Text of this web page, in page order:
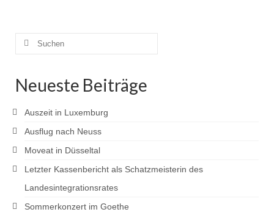
Suchen
Neueste Beiträge
Auszeit in Luxemburg
Ausflug nach Neuss
Moveat in Düsseltal
Letzter Kassenbericht als Schatzmeisterin des
Landesintegrationsrates
Sommerkonzert im Goethe